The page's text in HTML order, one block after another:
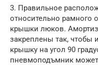
3. Правильное
относительно рамного
крышки люков.
закреплены так, чтобы
крышку на угол 90
пневмоподъмник